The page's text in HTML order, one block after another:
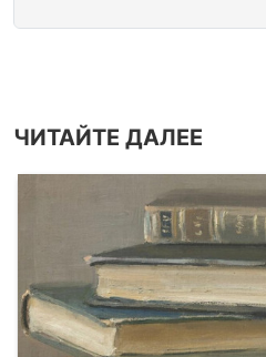
ЧИТАЙТЕ ДАЛЕЕ